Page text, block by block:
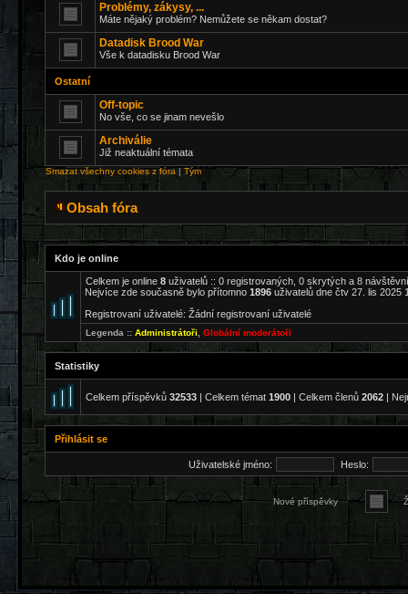
Problémy, zákysy, ...
Máte nějaký problém? Nemůžete se někam dostat?
Datadisk Brood War
Vše k datadisku Brood War
Ostatní
Off-topic
No vše, co se jinam nevešlo
Archiválie
Již neaktuální témata
Smazat všechny cookies z fóra | Tým
Obsah fóra
Kdo je online
Celkem je online 8 uživatelů :: 0 registrovaných, 0 skrytých a 8
Nejvíce zde současně bylo přítomno 1896 uživatelů dne čtv 27. lis 2025
Registrovaní uživatelé: Žádní registrovaní uživatelé
Legenda :: Administrátoři Globální moderátoři
Statistiky
Celkem příspěvků 32533 | Celkem témat 1900 | Celkem členů 2062 |
Přihlásit se
Uživatelské jméno: Heslo:
Nové příspěvky